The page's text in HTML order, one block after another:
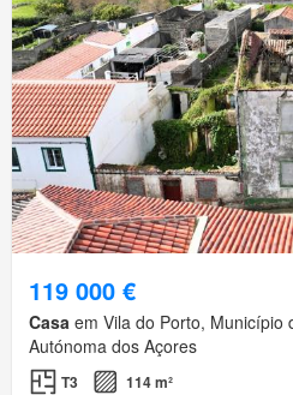
119 000 €
Casa em Vila do Porto, Município
Autónoma dos Açores
T3 114 m²